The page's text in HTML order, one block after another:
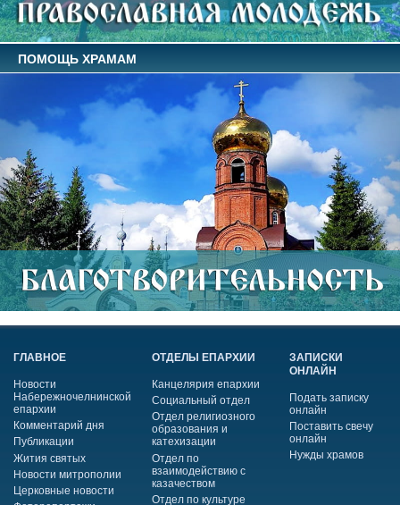
ПОМОЩЬ ХРАМАМ
ГЛАВНОЕ
Новости
Набережночелнинской
епархии
Комментарий дня
Публикации
Жития святых
Новости митрополии
Церковные новости
ОТДЕЛЫ ЕПАРХИИ
Канцелярия епархии
Социальный отдел
Отдел религиозного
образования и
катехизации
Отдел по
взаимодействию с
казачеством
Отдел по культуре
ЗАПИСКИ
ОНЛАЙН
Подать записку
онлайн
Поставить свечу
онлайн
Нужды храмов